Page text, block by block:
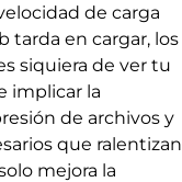
de carga
tarda en cargar, los
siquiera de ver tu
implicar la
de archivos y
que ralentizan
mejora la